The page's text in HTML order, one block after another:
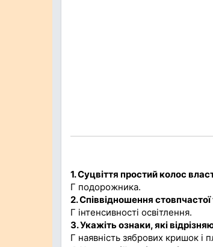
1. Суцвіття простий колос
Г подорожника.
2. Співвідношення
Г інтенсивності освітлення.
3. Укажіть ознаки, які
Г наявність зябрових кришок і